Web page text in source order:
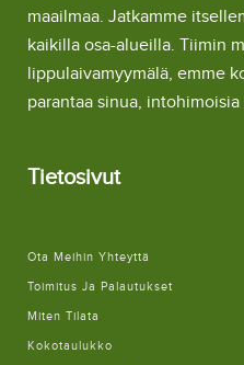
maailmaa. Jatkamme
kaikilla osa-alueilla. Tiimin
lippulaivamyymälä, emme
parantaa sinua,
Tietosivut
Ota Meihin Yhteyttä
Toimitus Ja Palautukset
Miten Tilata
Kokotaulukko